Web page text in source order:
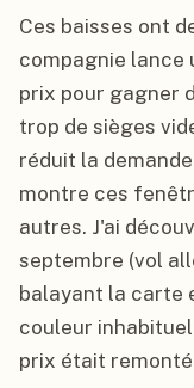
Ces baisses ont
compagnie lance
prix pour gagner
trop de sièges
réduit la
montre ces
autres. J'ai
septembre (vol
balayant la carte
couleur
prix était remonté